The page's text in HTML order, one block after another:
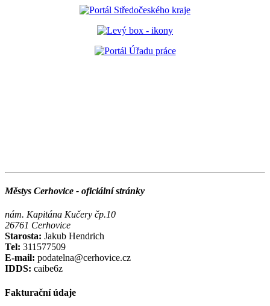
Městys Cerhovice - oficiální stránky
nám. Kapitána Kučery čp.10
26761 Cerhovice
Starosta: Jakub Hendrich
Tel: 311577509
E-mail: podatelna@cerhovice.cz
IDDS: caibe6z
Fakturační údaje